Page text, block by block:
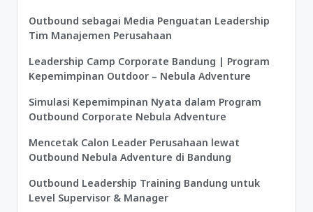
Outbound sebagai Media Penguatan Leadership
Tim Manajemen Perusahaan
Leadership Camp Corporate Bandung | Program
Kepemimpinan Outdoor – Nebula Adventure
Simulasi Kepemimpinan Nyata dalam Program
Outbound Corporate Nebula Adventure
Mencetak Calon Leader Perusahaan lewat
Outbound Nebula Adventure di Bandung
Outbound Leadership Training Bandung untuk
Level Supervisor & Manager